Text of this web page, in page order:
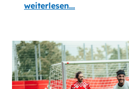
weiterlesen...